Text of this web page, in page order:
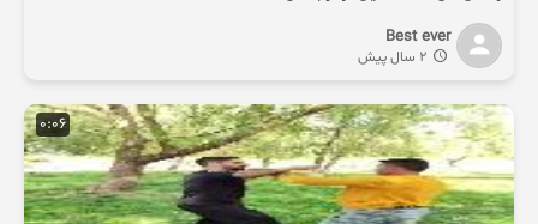
Best ever
0:06